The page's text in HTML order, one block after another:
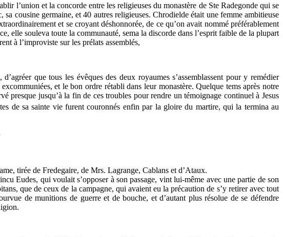
l’union et la concorde entre les religieuses du monastère de Ste Radegonde qui se
cousine germaine, et 40 autres religieuses. Chrodielde était une femme ambitieuse
et se croyant déshonnorée, de ce qu’on avait nommé préférablement
elle souleva toute la communauté, sema la discorde dans l’esprit faible de la plupart
à l’improviste sur les prélats assemblés,
que tous les évêques des deux royaumes s’assemblassent pour y remédier
et le bon ordre rétabli dans leur monastère. Quelque tems après notre
presque jusqu’à la fin de ces troubles pour rendre un témoignage continuel à Jesus
de sa sainte vie furent couronnés enfin par la gloire du martire, qui la termina au
tirée de Fredegaire, de Mrs. Lagrange, Cablans et d’Ataux.
Eudes, qui voulait s’opposer à son passage, vint lui-même avec une partie de son
que de ceux de la campagne, qui avaient eu la précaution de s’y retirer avec tout
de munitions de guerre et de bouche, et d’autant plus résolue de se défendre